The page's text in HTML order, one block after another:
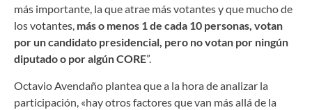
más importante, la que atrae más votantes y que mucho de
los votantes, más o menos 1 de cada 10 personas, votan
por un candidato presidencial, pero no votan por ningún
diputado o por algún CORE”.
Octavio Avendaño plantea que a la hora de analizar la
participación, «hay otros factores que van más allá de la